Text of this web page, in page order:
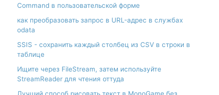
Command в пользовательской форме
как преобразовать запрос в URL-адрес в службах
odata
SSIS - сохранить каждый столбец из CSV в строки в
таблице
Ищите через FileStream, затем используйте
StreamReader для чтения оттуда